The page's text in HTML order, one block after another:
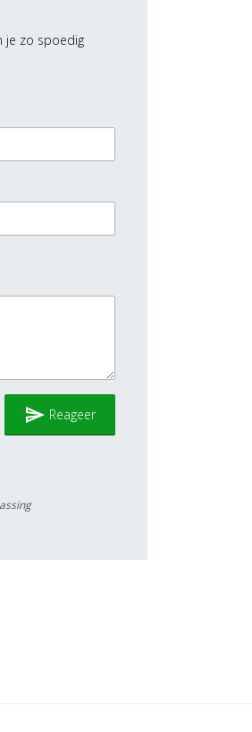
je zo spoedig
send Reageer